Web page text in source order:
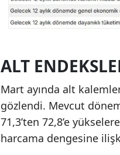
ALT
Mart ayında alt
gözlendi. Mevcut
71,3’ten 72,8’e
harcama dengesine